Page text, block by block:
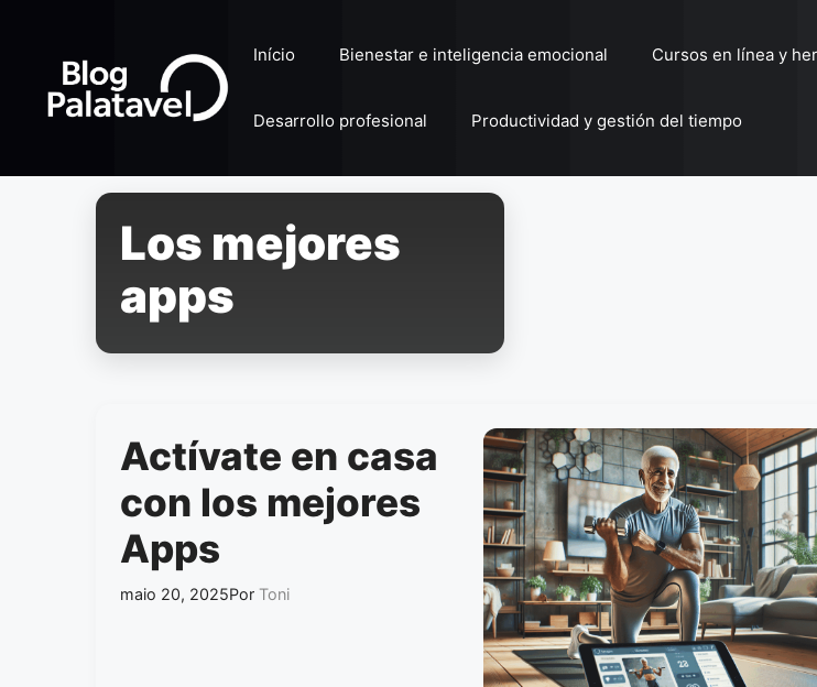
conteúdo
Início Bienestar e inteligencia emocional Cursos en línea y
Desarrollo profesional Productividad y gestión del tiempo
Los mejores
apps
Actívate en casa
con los mejores
Apps
maio 20, 2025Por Toni